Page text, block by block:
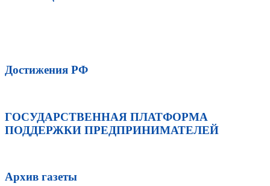
Достижения РФ
ГОСУДАРСТВЕННАЯ ПЛАТФОРМА
ПОДДЕРЖКИ ПРЕДПРИНИМАТЕЛЕЙ
Архив газеты